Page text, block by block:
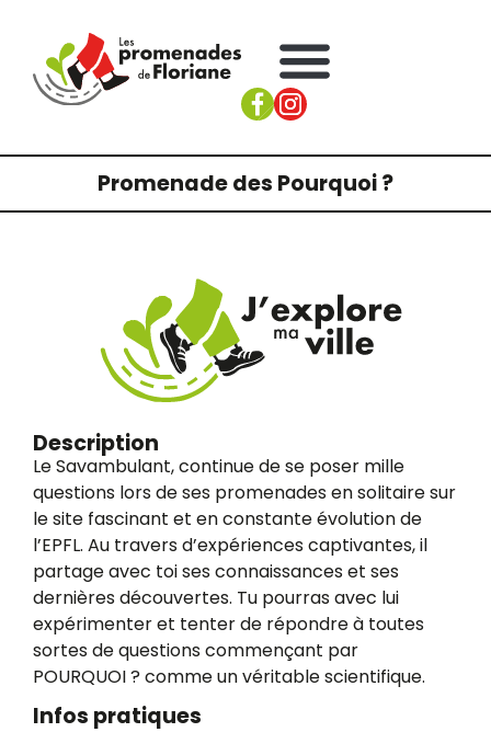
Promenade des Pourquoi ?
Description
Le Savambulant, continue de se poser mille
questions lors de ses promenades en solitaire sur
le site fascinant et en constante évolution de
l’EPFL. Au travers d’expériences captivantes, il
partage avec toi ses connaissances et ses
dernières découvertes. Tu pourras avec lui
expérimenter et tenter de répondre à toutes
sortes de questions commençant par
POURQUOI ? comme un véritable scientifique.
Infos pratiques